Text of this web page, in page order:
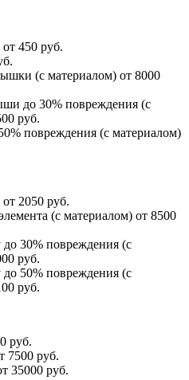
450 руб.
(с материалом) от 8000
до 30% повреждения (с
руб.
повреждения (с материалом)
2050 руб.
(с материалом) от 8500
30% повреждения (с
руб.
50% повреждения (с
руб.
руб.
7500 руб.
35000 руб.